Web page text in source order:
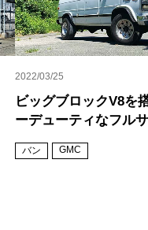
2022/03/25
ビッグブロックV8を
ーデューティなフル
バン GMC